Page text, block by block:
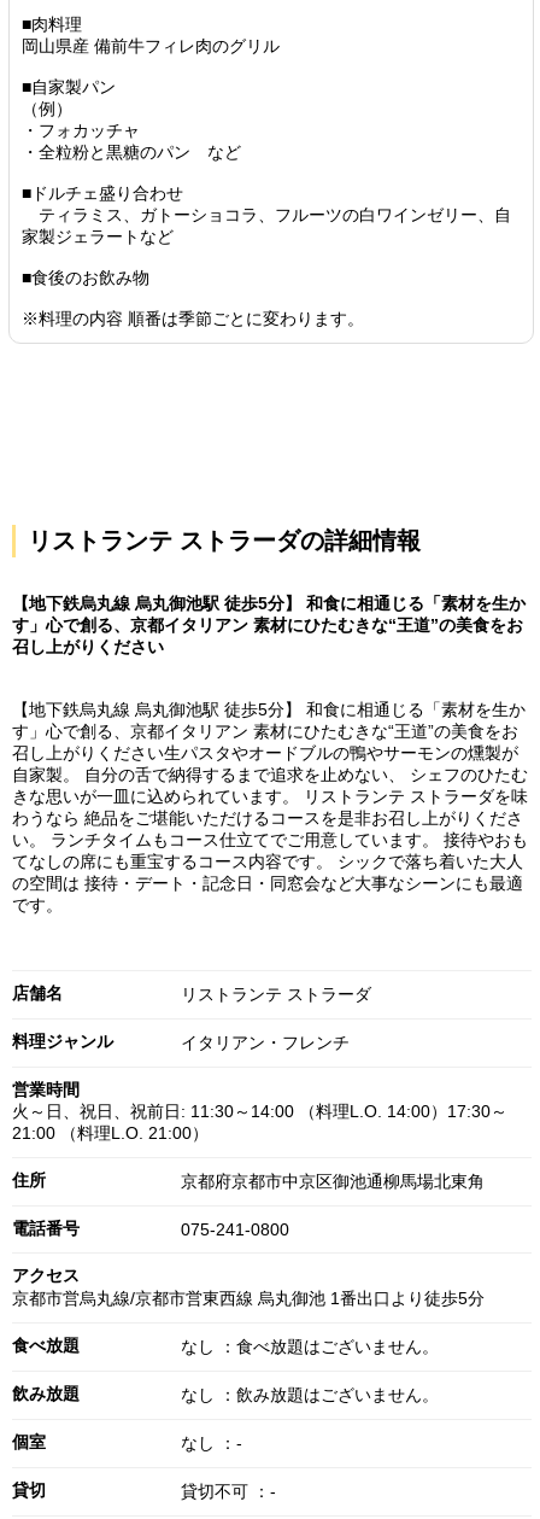
■肉料理
岡山県産 備前牛フィレ肉のグリル
■自家製パン
（例）
・フォカッチャ
・全粒粉と黒糖のパン など
■ドルチェ盛り合わせ
ティラミス、ガトーショコラ、フルーツの白ワインゼリー、自
家製ジェラートなど
■食後のお飲み物
※料理の内容 順番は季節ごとに変わります。
リストランテ ストラーダの詳細情報
【地下鉄烏丸線 烏丸御池駅 徒歩5分】 和食に相通じる「素材を生か
す」心で創る、京都イタリアン 素材にひたむきな“王道”の美食をお
召し上がりください
【地下鉄烏丸線 烏丸御池駅 徒歩5分】 和食に相通じる「素材を生か
す」心で創る、京都イタリアン 素材にひたむきな“王道”の美食をお
召し上がりください生パスタやオードブルの鴨やサーモンの燻製が
自家製。 自分の舌で納得するまで追求を止めない、 シェフのひたむ
きな思いが一皿に込められています。 リストランテ ストラーダを味
わうなら 絶品をご堪能いただけるコースを是非お召し上がりくださ
い。 ランチタイムもコース仕立てでご用意しています。 接待やおも
てなしの席にも重宝するコース内容です。 シックで落ち着いた大人
の空間は 接待・デート・記念日・同窓会など大事なシーンにも最適
です。
店舗名 リストランテ ストラーダ
料理ジャンル イタリアン・フレンチ
営業時間
火～日、祝日、祝前日: 11:30～14:00 （料理L.O. 14:00）17:30～
21:00 （料理L.O. 21:00）
住所 京都府京都市中京区御池通柳馬場北東角
電話番号 075-241-0800
アクセス
京都市営烏丸線/京都市営東西線 烏丸御池 1番出口より徒歩5分
食べ放題 なし ：食べ放題はございません。
飲み放題 なし ：飲み放題はございません。
個室 なし ：-
貸切 貸切不可 ：-